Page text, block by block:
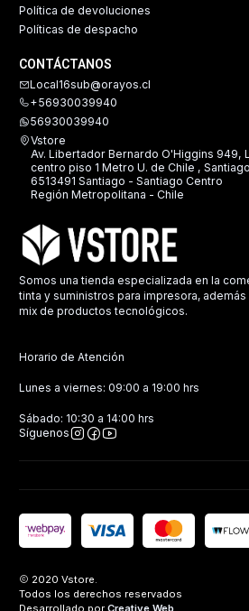
Política de devoluciones
Políticas de despacho
CONTÁCTANOS
Local16sub@orayos.cl
+56930039940
56930039940
Vstore
Av. Libertador Bernardo O'Higgins 949,
centro piso 1 Metro U. de Chile ,
6513491 Santiago - Santiago Centro
Región Metropolitana - Chile
Somos una tienda especializada en la
tinta y suministros para impresora,
mix de productos tecnológicos.
Horario de Atención
Lunes a viernes: 09:00 a 19:00 hrs
Sábado: 10:30 a 14:00 hrs
Síguenos
2020 Vstore.
Todos los derechos reservados
Desarrollado porCreative Web